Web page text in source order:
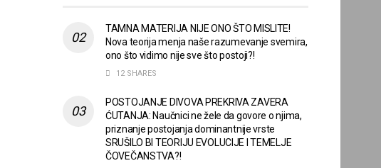
TAMNA MATERIJA NIJE ONO ŠTO MISLITE!
Nova teorija menja naše razumevanje svemira,
ono što vidimo nije sve što postoji?!
12 SHARES
POSTOJANJE DIVOVA PREKRIVA ZAVERA
ĆUTANJA: Naučnici ne žele da govore o njima,
priznanje postojanja dominantnije vrste
SRUŠILO BI TEORIJU EVOLUCIJE I TEMELJE
ČOVEČANSTVA?!